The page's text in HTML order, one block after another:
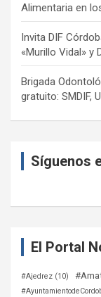
Alimentaria en
Invita DIF
«Murillo Vidal» y
Brigada
gratuito: SMDIF,
Síguenos
El Portal
#Ajedrez (10)